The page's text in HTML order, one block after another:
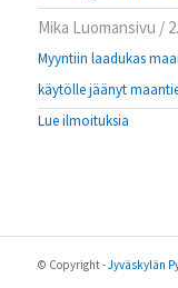
Mika Luomansivu /
Myyntiin laadukas
käytölle jäänyt
Lue ilmoituksia
© Copyright -Jyväskylän